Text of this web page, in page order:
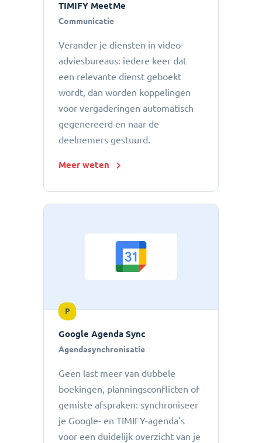
TIMIFY MeetMe
Communicatie
Verander je diensten in video-
adviesbureaus: iedere keer dat
een relevante dienst geboekt
wordt, dan worden koppelingen
voor vergaderingen automatisch
gegenereerd en naar de
deelnemers gestuurd.
Meer weten
P
Google Agenda Sync
Agendasynchronisatie
Geen last meer van dubbele
boekingen, planningsconflicten of
gemiste afspraken: ​​synchroniseer
je Google- en TIMIFY-agenda's
voor een duidelijk overzicht van je